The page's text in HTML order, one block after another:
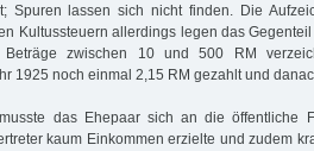
Spuren lassen sich nicht finden. Die
Kultussteuern allerdings legen das
zwischen 10 und 500 RM
1925 noch einmal 2,15 RM gezahlt und
das Ehepaar sich an die öffentliche
kaum Einkommen erzielte und zudem